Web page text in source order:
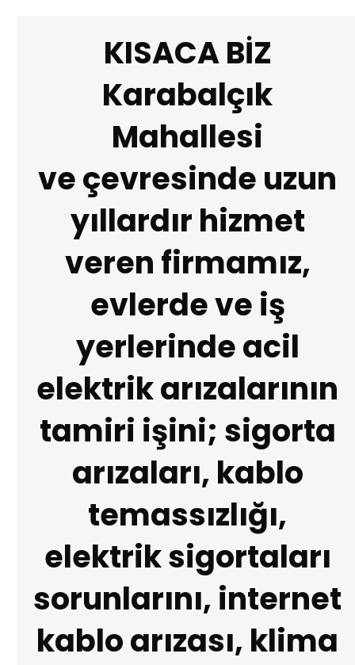
KISACA BİZ
Karabalçık
Mahallesi
ve çevresinde uzun
yıllardır hizmet
veren firmamız,
evlerde ve iş
yerlerinde acil
elektrik arızalarının
tamiri işini; sigorta
arızaları, kablo
temassızlığı,
elektrik sigortaları
sorunlarını, internet
kablo arızası, klima